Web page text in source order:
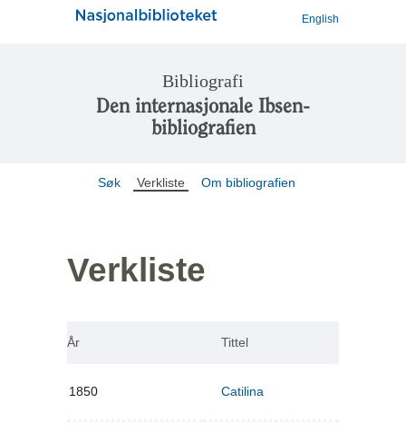
English
Bibliografi
Den internasjonale Ibsen-
bibliografien
Søk Verkliste Om bibliografien
Verkliste
År Tittel
1850 Catilina